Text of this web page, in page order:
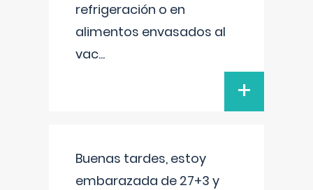
refrigeración o en
alimentos envasados al
vac...
+
Buenas tardes, estoy
embarazada de 27+3 y